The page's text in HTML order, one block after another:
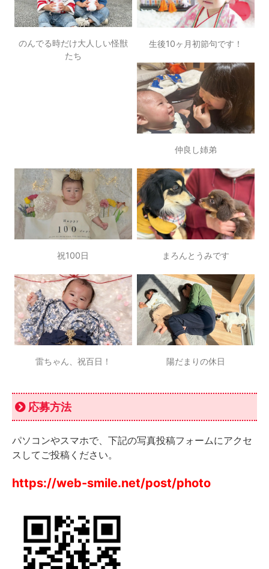
のんでる時だけ大人しい怪獣
たち
生後10ヶ月初節句です！
仲良し姉弟
祝100日 まろんとうみです
雷ちゃん、祝百日！ 陽だまりの休日
応募方法
パソコンやスマホで、下記の写真投稿フォームにアクセ
スしてご投稿ください。
https://web-smile.net/post/photo